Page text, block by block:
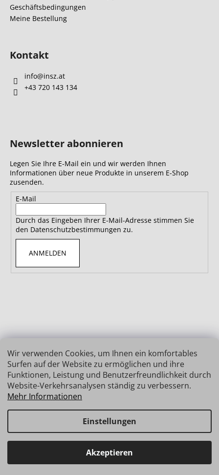
Wir verwenden Cookies, um Ihnen ein komfortables
Surfen auf der Website zu ermöglichen und ihre
Funktionen, Leistung und Benutzerfreundlichkeit durch
Website-Verkehrsanalysen ständig zu verbessern.
Mehr Informationen
Einstellungen
Akzeptieren
Haben Sie Fragen? Wir stehen Ihnen gerne zur Verfügung →
schnelle Verbindung: info@insz.at
Geschäftsbedingungen
Meine Bestellung
Kontakt
info@insz.at
+43 720 143 134
Newsletter abonnieren
Legen Sie Ihre E-Mail ein und wir werden Ihnen
Informationen über neue Produkte in unserem E-Shop
zusenden.
E-Mail
Durch das Eingeben Ihrer E-Mail-Adresse stimmen Sie
den Datenschutzbestimmungen zu.
ANMELDEN
Erstellt von Shoptet
Copyright 2026INSIZE | MESSTECHNIK. Alle Rechte
vorbehalten.